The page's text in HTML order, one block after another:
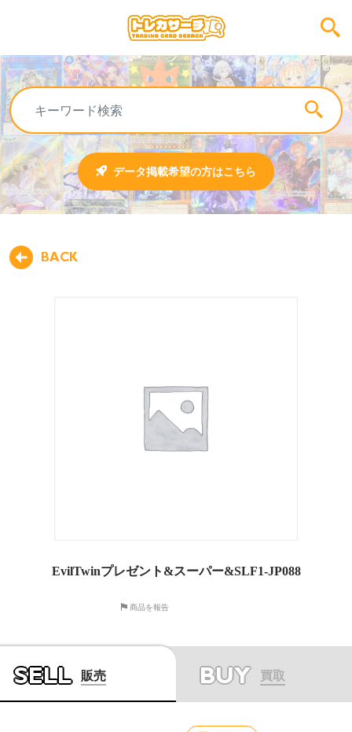
データ掲載希望の方はこちら
BACK
EvilTwinプレゼント&スーパー&SLF1-JP088
商品を報告
SELL 販売 BUY 買取